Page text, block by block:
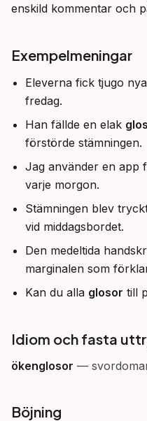
enskild kommentar och
Exempelmeningar
Eleverna fick tjugo
fredag.
Han fällde en elak
förstörde stämningen.
Jag använder en app
varje morgon.
Stämningen blev
vid middagsbordet.
Den medeltida
marginalen som
Kan du alla glosor till
Idiom och fasta
ökenglosor —
Böjning